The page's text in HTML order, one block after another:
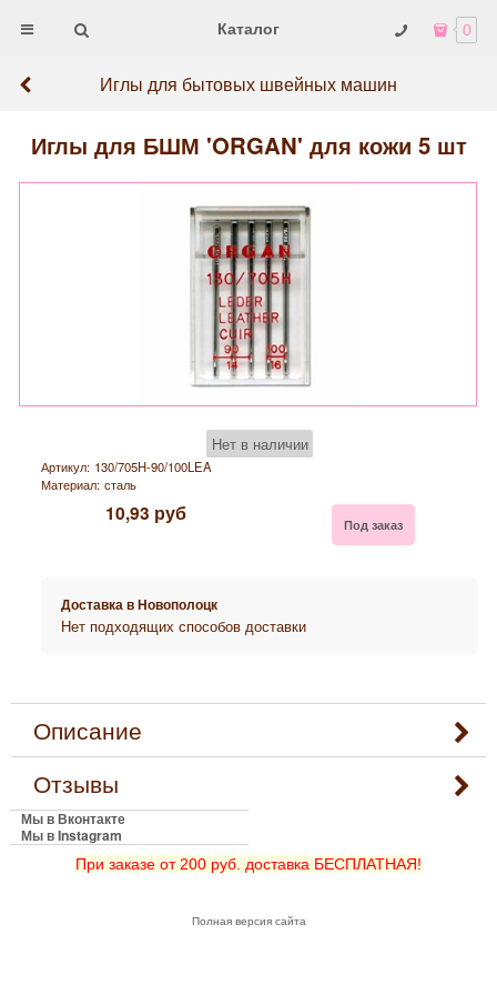
Каталог 0
Иглы для бытовых швейных машин
Иглы для БШМ 'ORGAN' для кожи 5 шт
Нет в наличии
Артикул: 130/705H-90/100LEA
Материал: сталь
10,93 руб Под заказ
Доставка вНовополоцк
Нет подходящих способов доставки
Описание
Отзывы
Мы в Вконтакте
Мы в Instagram
При заказе от 200 руб. доставка БЕСПЛАТНАЯ!
Полная версия сайта